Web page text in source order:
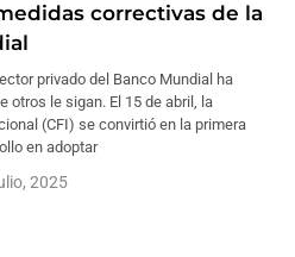
correctivas de la
privado del Banco Mundial ha
otros le sigan. El 15 de abril, la
(CFI) se convirtió en la primera
en adoptar
2025